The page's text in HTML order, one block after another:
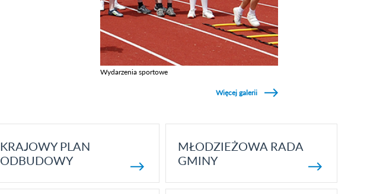
Wydarzenia sportowe
Więcej galerii
KRAJOWY PLAN
ODBUDOWY
MŁODZIEŻOWA RADA
GMINY